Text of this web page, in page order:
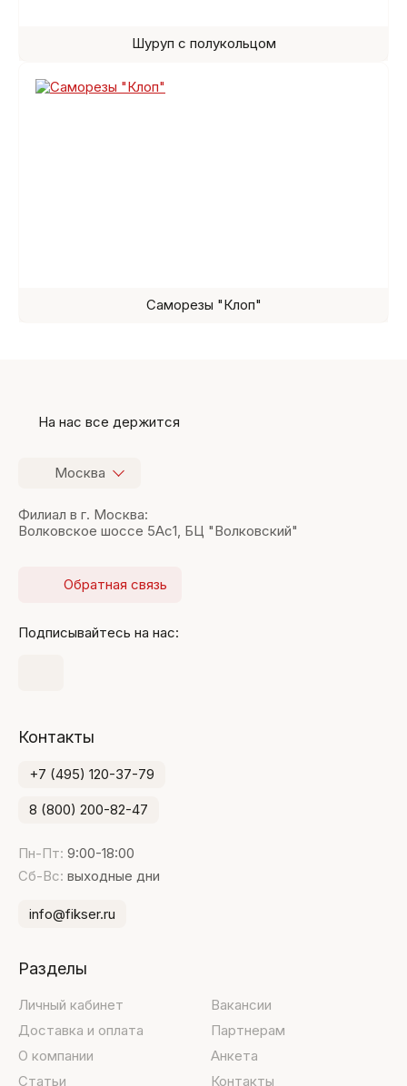
Шуруп с полукольцом
Саморезы "Клоп"
На нас все держится
Москва
Филиал в г. Москва:
Волковское шоссе 5Ас1, БЦ "Волковский"
Обратная связь
Подписывайтесь на нас:
Контакты
+7 (495) 120-37-79
8 (800) 200-82-47
Пн-Пт: 9:00-18:00
Сб-Вс: выходные дни
info@fikser.ru
Разделы
Личный кабинет
Доставка и оплата
О компании
Статьи
Вакансии
Партнерам
Анкета
Контакты